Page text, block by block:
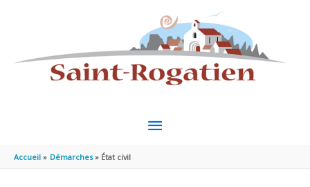
MENU
Accueil Démarches État civil